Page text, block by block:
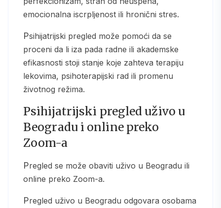
emocionalna iscrpljenost ili hronični stres.
Psihijatrijski pregled može pomoći da se
proceni da li iza pada radne ili akademske
efikasnosti stoji stanje koje zahteva terapiju
lekovima, psihoterapijski rad ili promenu
životnog režima.
Psihijatrijski pregled uživo u
Beogradu i online preko
Zoom-a
Pregled se može obaviti uživo u Beogradu ili
online preko Zoom-a.
Pregled uživo u Beogradu odgovara osobama